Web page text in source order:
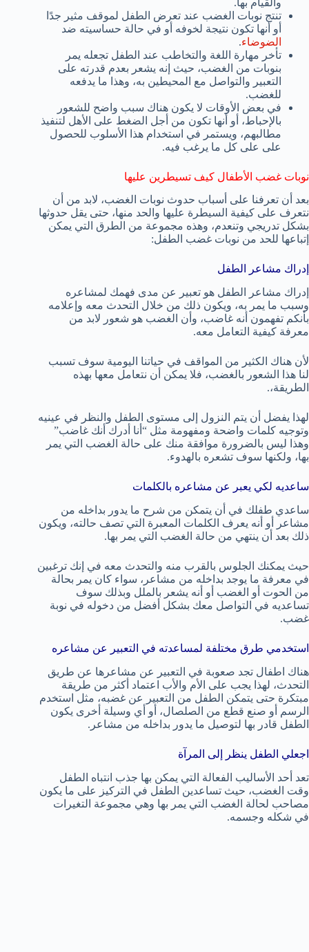
تنتج نوبات الغضب عند تعرض الطفل لموقف مثير جدًا
أو أنها تكون نتيجة لخوفه أو في حالة حساسيته ضد
الضوضاء.
تأخر مهارة اللغة والتخاطب عند الطفل تجعله يمر
بنوبات من الغضب، حيث إنه يشعر بعدم قدرته على
التعبير والتواصل مع المحيطين به، وهذا ما يدفعه
للغضب.
في بعض الأوقات لا يكون هناك سبب واضح للشعور
بالإحباط، أو أنها تكون من أجل الضغط على الأهل لتنفيذ
مطالبهم، ويستمر في استخدام هذا الأسلوب للحصول
على على كل ما يرغب فيه.
نوبات غضب الأطفال كيف تسيطرين عليها
بعد أن تعرفنا على أسباب حدوث نوبات الغضب، لابد من أن
نتعرف على كيفية السيطرة عليها والحد منها، حتى يقل حدوثها
بشكل تدريجي وتنعدم، وهذه مجموعة من الطرق التي يمكن
إتباعها للحد من نوبات غضب الطفل:
إدراك مشاعر الطفل
إدراك مشاعر الطفل هو تعبير عن مدى فهمك لمشاعره
وسبب ما يمر به، ويكون ذلك من خلال التحدث معه وإعلامه
بأنكم تفهمون أنه غاضب، وأن الغضب هو شعور لابد من
معرفة كيفية التعامل معه.
لأن هناك الكثير من المواقف في حياتنا اليومية سوف تسبب
لنا هذا الشعور بالغضب، فلا يمكن أن نتعامل معها بهذه
الطريقة،.
لهذا يفضل أن يتم النزول إلى مستوى الطفل والنظر في عينيه
وتوجيه كلمات واضحة ومفهومة مثل “أنا أدرك أنك غاضب”
وهذا ليس بالضرورة موافقة منك على حالة الغضب التي يمر
بها، ولكنها سوف تشعره بالهدوء.
ساعديه لكي يعبر عن مشاعره بالكلمات
ساعدي طفلك في أن يتمكن من شرح ما يدور بداخله من
مشاعر أو أنه يعرف الكلمات المعبرة التي تصف حالته، ويكون
ذلك بعد أن ينتهي من حالة الغضب التي يمر بها.
حيث يمكنك الجلوس بالقرب منه والتحدث معه في إنك ترغبين
في معرفة ما يوجد بداخله من مشاعر، سواء كان يمر بحالة
من الحوت أو الغضب أو أنه يشعر بالملل وبذلك سوف
تساعديه في التواصل معك بشكل أفضل من دخوله في نوبة
غضب.
استخدمي طرق مختلفة لمساعدته في التعبير عن مشاعره
هناك اطفال تجد صعوبة في التعبير عن مشاعرها عن طريق
التحدث، لهذا يجب على الأم والأب اعتماد أكثر من طريقة
مبتكرة حتى يتمكن الطفل من التعبير عن غضبه، مثل استخدم
الرسم أو صنع قطع من الصلصال، أو أي وسيلة أخرى يكون
الطفل قادر بها لتوصيل ما يدور بداخله من مشاعر.
اجعلي الطفل ينظر إلى المرآة
تعد أحد الأساليب الفعالة التي يمكن بها جذب انتباه الطفل
وقت الغضب، حيث تساعدين الطفل في التركيز على ما يكون
مصاحب لحالة الغضب التي يمر بها وهي مجموعة التغيرات
في شكله وجسمه.